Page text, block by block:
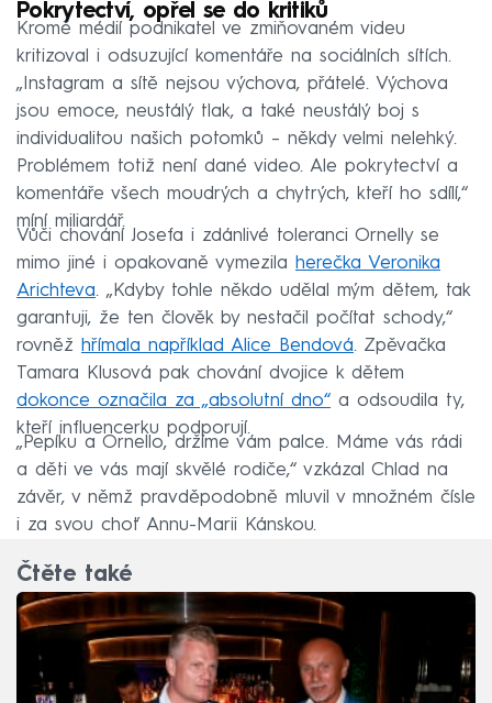
Pokrytectví, opřel se do kritiků
Kromě médií podnikatel ve zmiňovaném videu
kritizoval i odsuzující komentáře na sociálních sítích.
„Instagram a sítě nejsou výchova, přátelé. Výchova
jsou emoce, neustálý tlak, a také neustálý boj s
individualitou našich potomků – někdy velmi nelehký.
Problémem totiž není dané video. Ale pokrytectví a
komentáře všech moudrých a chytrých, kteří ho sdílí,“
míní miliardář.
Vůči chování Josefa i zdánlivé toleranci Ornelly se
mimo jiné i opakovaně vymezila herečka Veronika
Arichteva. „Kdyby tohle někdo udělal mým dětem, tak
garantuji, že ten člověk by nestačil počítat schody,“
rovněž hřímala například Alice Bendová. Zpěvačka
Tamara Klusová pak chování dvojice k dětem
dokonce označila za „absolutní dno“ a odsoudila ty,
kteří influencerku podporují.
„Pepíku a Ornello, držíme vám palce. Máme vás rádi
a děti ve vás mají skvělé rodiče,“ vzkázal Chlad na
závěr, v němž pravděpodobně mluvil v množném čísle
i za svou choť Annu-Marii Kánskou.
Čtěte také